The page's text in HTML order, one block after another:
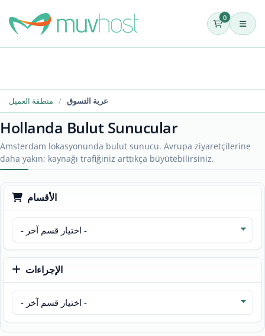
0
منطقة العميل عربة التسوق
Hollanda Bulut Sunucular
Amsterdam lokasyonunda bulut sunucu. Avrupa ziyaretçilerine
daha yakın; kaynağı trafiğiniz arttıkça büyütebilirsiniz.
الأقسام
الإجراءات